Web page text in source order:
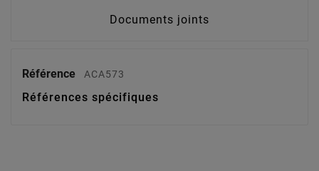
Documents joints
Référence ACA573
Références spécifiques